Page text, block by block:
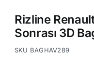
Rizline
Sonrası 3D
SKU BAGHAV289